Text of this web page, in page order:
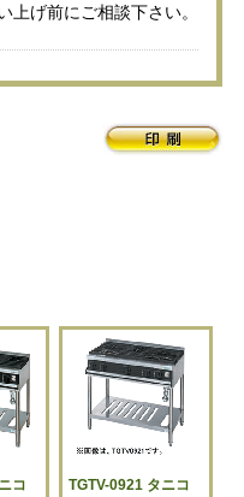
上げ前にご相談下さい。
コ
TGTV-0921 タニコ